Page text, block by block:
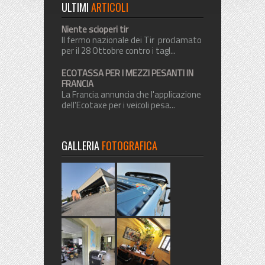
ULTIMIARTICOLI
Niente scioperi tir
Il fermo nazionale dei Tir proclamato
per il 28 Ottobre contro i tagl...
ECOTASSA PER I MEZZI PESANTI IN
FRANCIA
La Francia annuncia che l'applicazione
dell'Ecotaxe per i veicoli pesa...
GALLERIAFOTOGRAFICA